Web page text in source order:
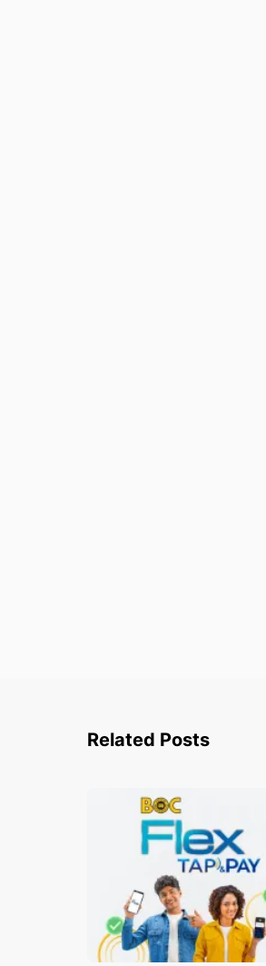
Related Posts